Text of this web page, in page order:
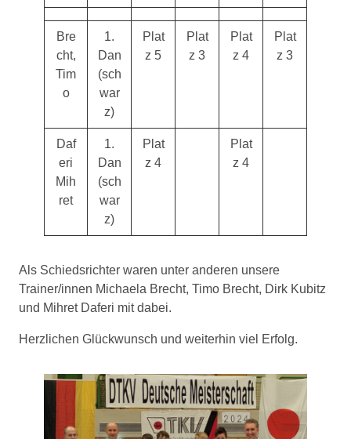
Bre
cht,
Tim
o
1.
Dan
(sch
war
z)
Plat
z 5
Plat
z 3
Plat
z 4
Plat
z 3
Daf
eri
Mih
ret
1.
Dan
(sch
war
z)
Plat
z 4
Plat
z 4
Als Schiedsrichter waren unter anderen unsere
Trainer/innen Michaela Brecht, Timo Brecht, Dirk Kubitz
und Mihret Daferi mit dabei.
Herzlichen Glückwunsch und weiterhin viel Erfolg.